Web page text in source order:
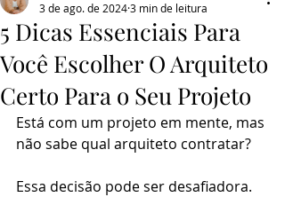
5 Dicas Essenciais Para
Você Escolher O Arquiteto
Certo Para o Seu Projeto
3 de ago. de 20243 min de leitura
Está com um projeto em mente, mas
não sabe qual arquiteto contratar?
Essa decisão pode ser desafiadora.